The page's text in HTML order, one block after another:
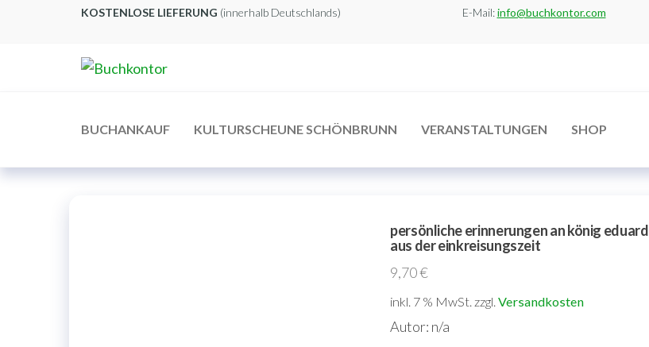
KOSTENLOSE LIEFERUNG (innerhalb Deutschlands) E-Mail:info@buchkontor.com
BUCHANKAUF KULTURSCHEUNE SCHÖNBRUNN VERANSTALTUNGEN SHOP
persönliche erinnerungen an könig eduard
aus der einkreisungszeit
9,70€
inkl. 7 % MwSt. zzgl. Versandkosten
Autor: n/a